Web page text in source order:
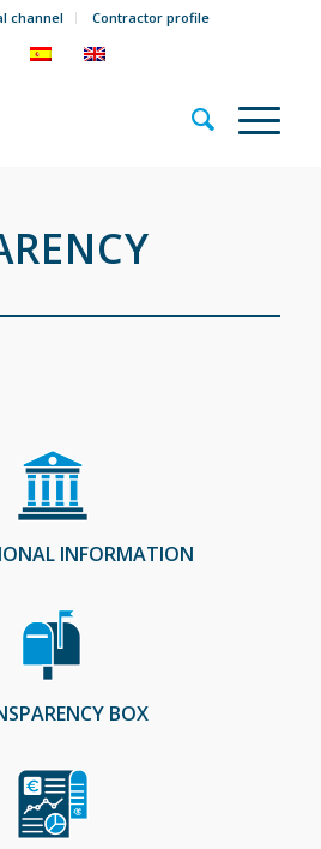
channel Contractor profile
INFORMATION
BOX